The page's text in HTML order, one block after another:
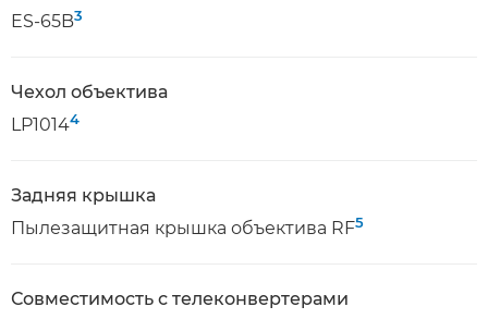
ES-65B3
Чехол объектива
LP10144
Задняя крышка
Пылезащитная крышка объектива RF5
Совместимость с телеконвертерами